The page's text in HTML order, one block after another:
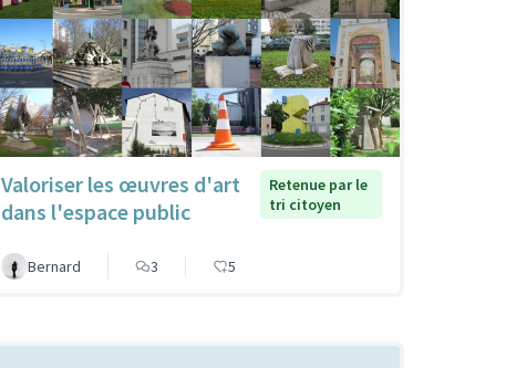
Valoriser les œuvres d'art
dans l'espace public
Retenue par le
tri citoyen
Bernard 3 5